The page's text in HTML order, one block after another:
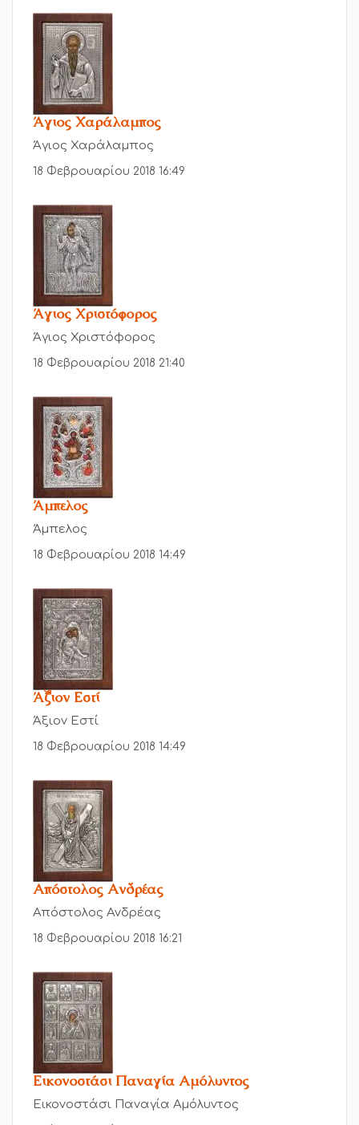
Άγιος Χαράλαμπος
Άγιος Χαράλαμπος
18 Φεβρουαρίου 2018 16:49
Άγιος Χριστόφορος
Άγιος Χριστόφορος
18 Φεβρουαρίου 2018 21:40
Άμπελος
Άμπελος
18 Φεβρουαρίου 2018 14:49
Άξιον Εστί
Άξιον Εστί
18 Φεβρουαρίου 2018 14:49
Απόστολος Ανδρέας
Απόστολος Ανδρέας
18 Φεβρουαρίου 2018 16:21
Εικονοστάσι Παναγία Αμόλυντος
Εικονοστάσι Παναγία Αμόλυντος